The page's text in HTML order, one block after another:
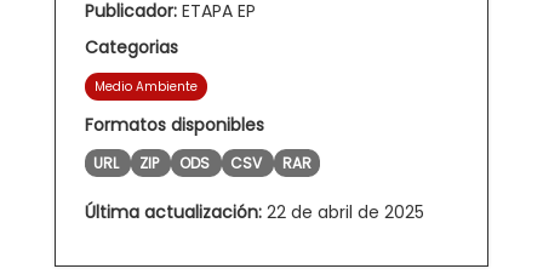
Publicador: ETAPA EP
Categorias
Medio Ambiente
Formatos disponibles
URL ZIP ODS CSV RAR
Última actualización: 22 de abril de 2025